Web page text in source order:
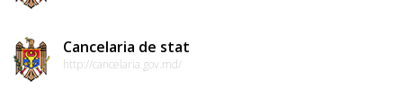
Cancelaria de stat
http://cancelaria.gov.md/